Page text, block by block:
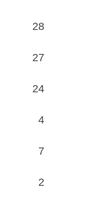
28
27
24
4
7
2